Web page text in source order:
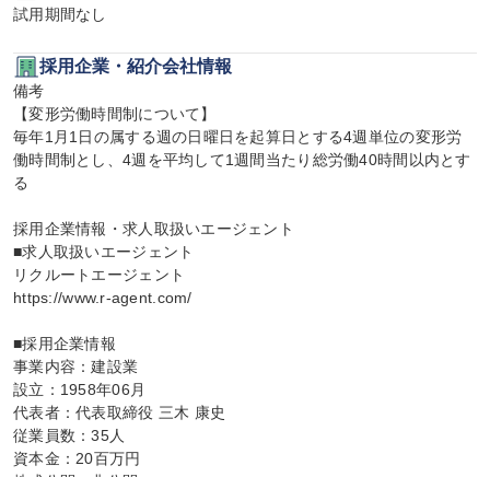
試用期間なし
採用企業・紹介会社情報
備考
【変形労働時間制について】
毎年1月1日の属する週の日曜日を起算日とする4週単位の変形労
働時間制とし、4週を平均して1週間当たり総労働40時間以内とす
る
採用企業情報・求人取扱いエージェント
■求人取扱いエージェント
リクルートエージェント
https://www.r-agent.com/
■採用企業情報
事業内容：建設業
設立：1958年06月
代表者：代表取締役 三木 康史
従業員数：35人
資本金：20百万円